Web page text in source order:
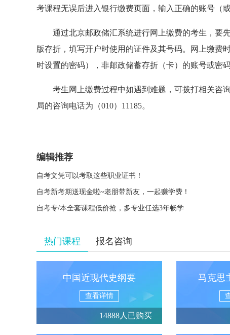
考课程无误后进入银行缴费页面，输入正确的账号（
通过北京邮政储汇系统进行网上缴费的考生，要
版存折，填写开户时使用的证件及其号码。网上缴费
时设置的密码），非邮政储蓄存折（卡）的账号或密码
考生网上缴费过程中如遇到难题，可拨打相关咨询
局的咨询电话为（010）11185。
编辑推荐
自考文凭可以考取这些职业证书！
自考新考期送现金啦~老朋带新友，一起赚学费！
自考专/本全套课程低价抢，多专业任选3年畅学
热门课程 报名咨询
中国近现代史纲要
查看详情
14888人已购买
马克思